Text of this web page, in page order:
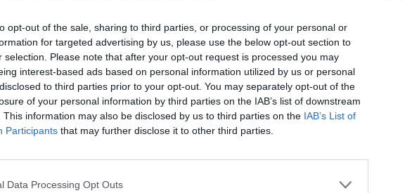
opt-out of the sale, sharing to third parties, or processing of your personal or
for targeted advertising by us, please use the below opt-out section to
selection. Please note that after your opt-out request is processed you may
interest-based ads based on personal information utilized by us or personal
to third parties prior to your opt-out. You may separately opt-out of the
of your personal information by third parties on the IAB’s list of downstream
This information may also be disclosed by us to third parties on the IAB’s List of
Participants that may further disclose it to other third parties.
Data Processing Opt Outs
банкиране, Бахамските островине налагат
върху наследство, капиталови печалби или
прилага данък добавена стойност (ДДС) за определени